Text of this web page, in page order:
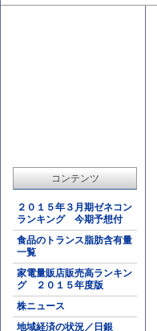
コンテンツ
２０１５年３月期ゼネコン
ランキング 今期予想付
食品のトランス脂肪含有量
一覧
家電量販店販売高ランキン
グ ２０１５年度版
株ニュース
地域経済の状況／日銀